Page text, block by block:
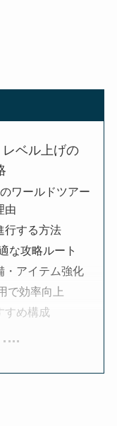
レベル上げの
ワールドツアー
由
行する方法
な攻略ルート
・アイテム強化
で効率向上
すめ構成